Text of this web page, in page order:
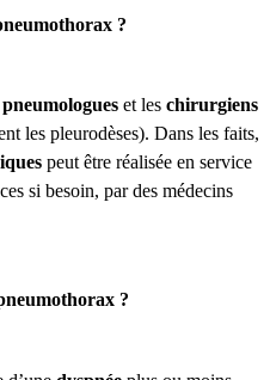
?
pneumologues et les chirurgiens
les pleurodèses). Dans les faits,
peut être réalisée en service
si besoin, par des médecins
?